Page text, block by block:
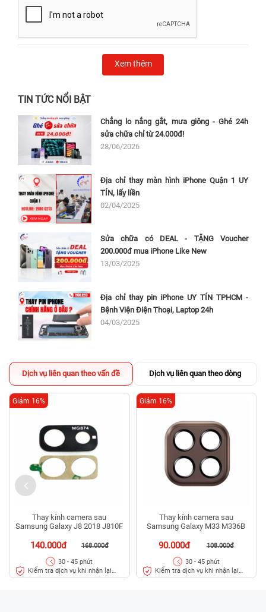
Xem thêm
TIN TỨC NỔI BẬT
Chẳng lo nắng gắt, mưa giông - Ghé 24h
sửa chữa chỉ từ 24.000đ!
28/06/2026
Địa chỉ thay màn hình iPhone Quận 1 UY
TÍN, lấy liền
02/04/2025
Sửa chữa có DEAL - TẶNG Voucher
200.000đ mua iPhone Like New
13/03/2025
Địa chỉ thay pin iPhone UY TÍN TPHCM -
Bệnh Viện Điện Thoại, Laptop 24h
04/03/2025
Dịch vụ liên quan theo vấn đề Dịch vụ liên quan theo dòng
Thay kính camera sau
Samsung Galaxy J8 2018 J810F
140.000đ 168.000đ
Giảm 16%
30 - 45 phút
Kiểm tra dịch vụ khi nhận lại
máy
Thay kính camera sau
Samsung Galaxy M33 M336B
90.000đ 108.000đ
Giảm 16%
30 - 45 phút
Kiểm tra dịch vụ khi nhận lại
máy